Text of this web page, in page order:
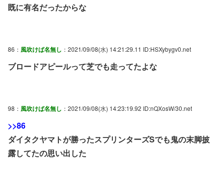
既に有名だったからな
86： 風吹けば名無し ：2021/09/08(水) 14:21:29.11 ID:HSXybygv0.net
ブロードアピールって芝でも走ってたよな
98： 風吹けば名無し ：2021/09/08(水) 14:23:19.92 ID:nQXosW/30.net
>>86
ダイタクヤマトが勝ったスプリンターズSでも鬼の末脚披
露してたの思い出した